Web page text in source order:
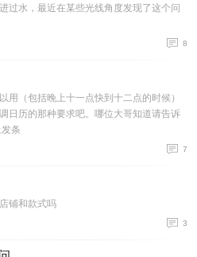
过水，最近在某些光线角度发现了这个问
8
用（包括晚上十一点快到十二点的时候）
日历的那种要求吧。哪位大哥知道请告诉
条
7
铺和款式吗
3